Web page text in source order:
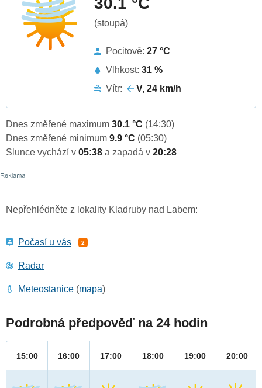
(stoupá)
Pocitově: 27 °C
Vlhkost: 31 %
Vítr:
V, 24 km/h
Dnes změřené maximum 30.1 °C (14:30)
Dnes změřené minimum 9.9 °C (05:30)
Slunce vychází v 05:38 a zapadá v 20:28
Nepřehlédněte z lokality Kladruby nad Labem:
Počasí u vás 2
Radar
Meteostanice (mapa)
Podrobná předpověď na 24 hodin
15:00 16:00 17:00 18:00 19:00 20:00